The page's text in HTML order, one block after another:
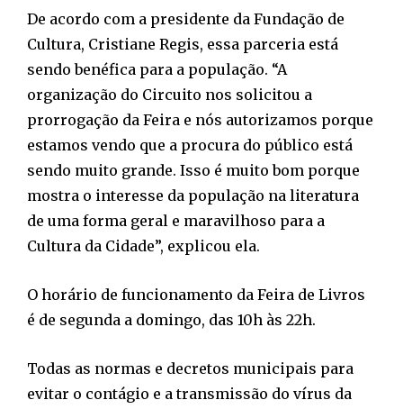
De acordo com a presidente da Fundação de
Cultura, Cristiane Regis, essa parceria está
sendo benéfica para a população. “A
organização do Circuito nos solicitou a
prorrogação da Feira e nós autorizamos porque
estamos vendo que a procura do público está
sendo muito grande. Isso é muito bom porque
mostra o interesse da população na literatura
de uma forma geral e maravilhoso para a
Cultura da Cidade”, explicou ela.
O horário de funcionamento da Feira de Livros
é de segunda a domingo, das 10h às 22h.
Todas as normas e decretos municipais para
evitar o contágio e a transmissão do vírus da